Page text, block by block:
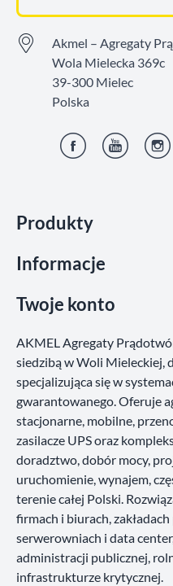
Produkty
Informacje
Twoje konto
Akmel – Agregaty
Wola Mielecka 369c
39-300 Mielec
Polska
AKMEL Agregaty
siedzibą w Woli Mieleckiej,
specjalizująca się w
gwarantowanego. Oferuje
stacjonarne, mobilne,
zasilacze UPS oraz
doradztwo, dobór mocy,
uruchomienie, wynajem,
terenie całej Polski.
firmach i biurach,
serwerowniach i data
administracji publicznej,
infrastrukturze krytycznej.